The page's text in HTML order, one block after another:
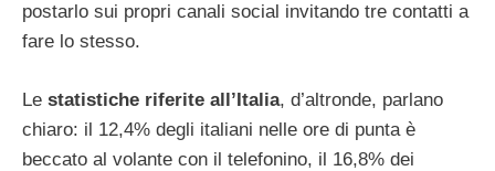
postarlo sui propri canali social invitando tre contatti a
fare lo stesso.
Le statistiche riferite all’Italia, d’altronde, parlano
chiaro: il 12,4% degli italiani nelle ore di punta è
beccato al volante con il telefonino, il 16,8% dei